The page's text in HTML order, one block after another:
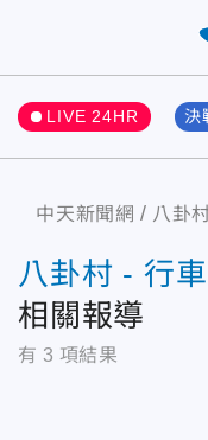
LIVE 24HR 決
中天新聞網 八卦
八卦村 - 行
相關報導
有 3 項結果